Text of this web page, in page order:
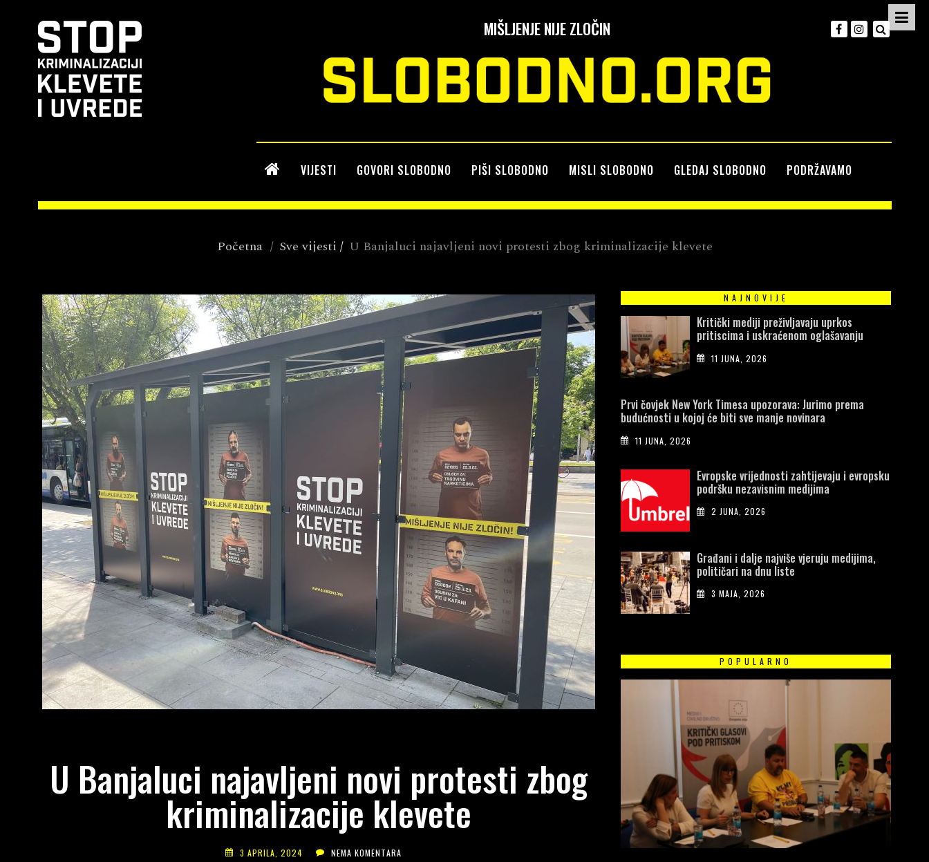
MIŠLJENJE NIJE ZLOČIN
VIJESTI GOVORI SLOBODNO PIŠI SLOBODNO MISLI SLOBODNO GLEDAJ SLOBODNO PODRŽAVAMO
Početna / Sve vijesti / U Banjaluci najavljeni novi protesti zbog kriminalizacije klevete
U Banjaluci najavljeni novi protesti zbog
kriminalizacije klevete
3 APRILA, 2024 NEMA KOMENTARA
NAJNOVIJE
Kritički mediji preživljavaju uprkos
pritiscima i uskraćenom oglašavanju
11 JUNA, 2026
Prvi čovjek New York Timesa upozorava: Jurimo prema
budućnosti u kojoj će biti sve manje novinara
11 JUNA, 2026
Evropske vrijednosti zahtijevaju i evropsku
podršku nezavisnim medijima
2 JUNA, 2026
Građani i dalje najviše vjeruju medijima,
političari na dnu liste
3 MAJA, 2026
POPULARNO